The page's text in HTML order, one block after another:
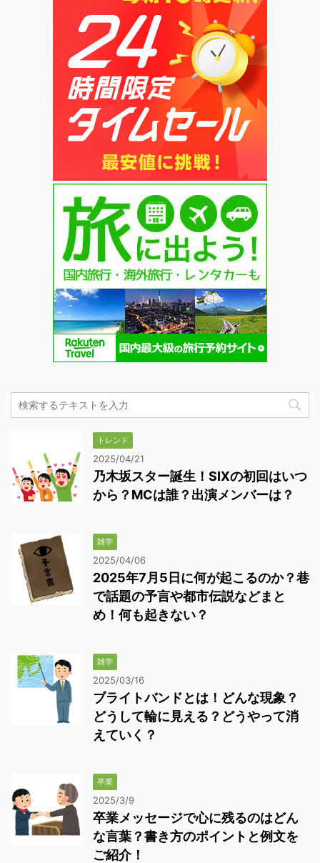
トレンド
2025/04/21
乃木坂スター誕生！SIXの初回はいつ
から？MCは誰？出演メンバーは？
雑学
2025/04/06
2025年7月5日に何が起こるのか？巷
で話題の予言や都市伝説などまと
め！何も起きない？
雑学
2025/03/16
ブライトバンドとは！どんな現象？
どうして輪に見える？どうやって消
えていく？
卒業
2025/3/9
卒業メッセージで心に残るのはどん
な言葉？書き方のポイントと例文を
ご紹介！